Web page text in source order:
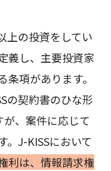
上の投資をしてい
義し、主要投資家
項があります。
の契約書のひな形
、案件に応じて
。J-KISSにおいて
利は、情報請求権